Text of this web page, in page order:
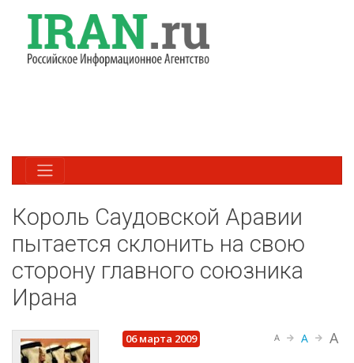
Король Саудовской Аравии
пытается склонить на свою
сторону главного союзника
Ирана
06 марта 2009 A A A